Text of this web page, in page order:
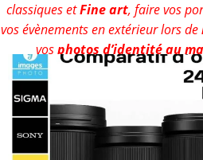
classiques etFine art, faire vos
vos évènements en extérieur lors de
vosphotos d’identité au